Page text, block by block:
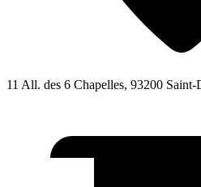
11 All. des 6 Chapelles, 93200 Saint-